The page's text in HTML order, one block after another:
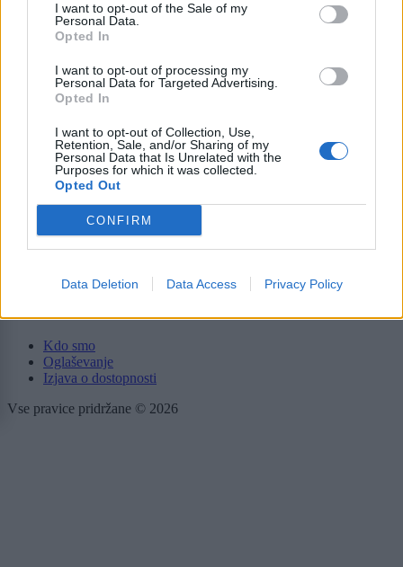
I want to opt-out of the Sale of my
Personal Data.
Opted In
I want to opt-out of processing my
Personal Data for Targeted Advertising.
Opted In
I want to opt-out of Collection, Use,
Retention, Sale, and/or Sharing of my
Personal Data that Is Unrelated with the
Purposes for which it was collected.
Opted Out
CONFIRM
Data Deletion Data Access Privacy Policy
Slovenija
Svet
Politika
Kronika
Zdravje
Šport
Kultura
Scena
Zadnje novice
Rubrike
Dogodki
Kdo smo
Oglaševanje
Izjava o dostopnosti
Vse pravice pridržane © 2026